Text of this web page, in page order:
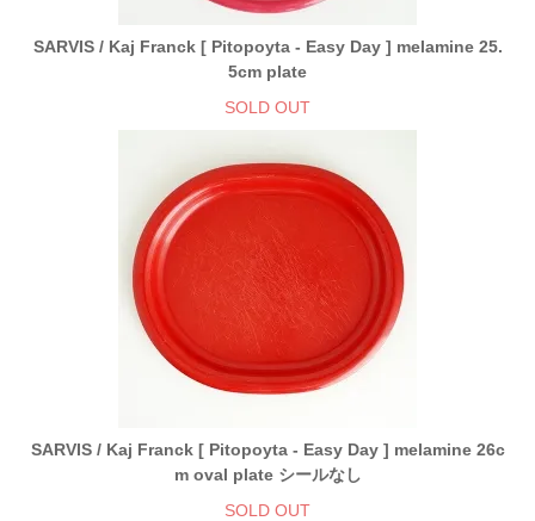
SARVIS / Kaj Franck [ Pitopoyta - Easy Day ] melamine 25.
5cm plate
SOLD OUT
SARVIS / Kaj Franck [ Pitopoyta - Easy Day ] melamine 26c
m oval plate シールなし
SOLD OUT